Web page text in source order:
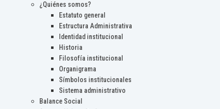
¿Quiénes somos?
Estatuto general
Estructura Administrativa
Identidad institucional
Historia
Filosofía institucional
Organigrama
Símbolos institucionales
Sistema administrativo
Balance Social